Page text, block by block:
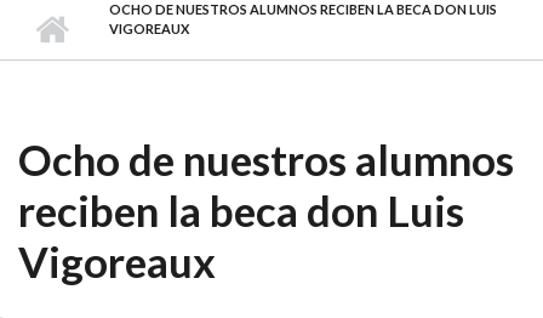
OCHO DE NUESTROS ALUMNOS RECIBEN LA BECA DON LUIS
VIGOREAUX
Ocho de nuestros alumnos
reciben la beca don Luis
Vigoreaux